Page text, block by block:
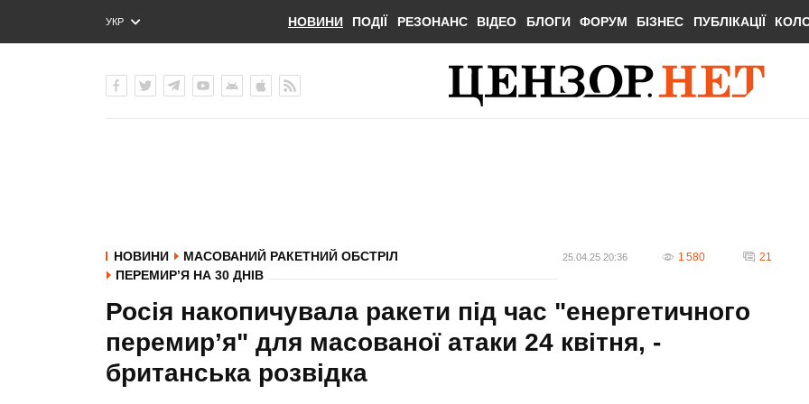
УКР
ENG
НОВИНИ ПОДІЇ РЕЗОНАНС ВІДЕО БЛОГИ ФОРУМ БІЗНЕС ПУБЛІКАЦІЇ
НОВИНИ
МАСОВАНИЙ РАКЕТНИЙ ОБСТРІЛ
ПЕРЕМИР’Я НА 30 ДНІВ
25.04.25 20:36 1 580 21
Росія накопичувала ракети під час "енергетичного
перемир’я" для масованої атаки 24 квітня, -
британська розвідка